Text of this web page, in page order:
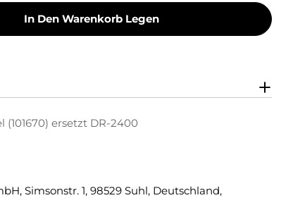
Fotoleitertrommel (101670) Ersetzt DR-
Toner Fotoleitertrommel (101670)
In Den Warenkorb Legen
ersetzt DR-2400
Simsonstr. 1, 98529 Suhl, Deutschland,